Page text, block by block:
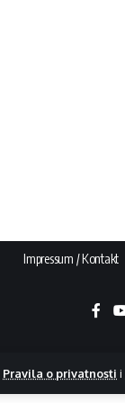
Pravila o privatnosti i
Impressum / Kontakt